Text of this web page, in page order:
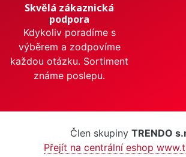
Skvělá zákaznická
podpora
Kdykoliv poradíme s
výběrem a zodpovíme
každou otázku. Sortiment
známe poslepu.
Člen skupiny TRENDO
Přejít na centrální eshop